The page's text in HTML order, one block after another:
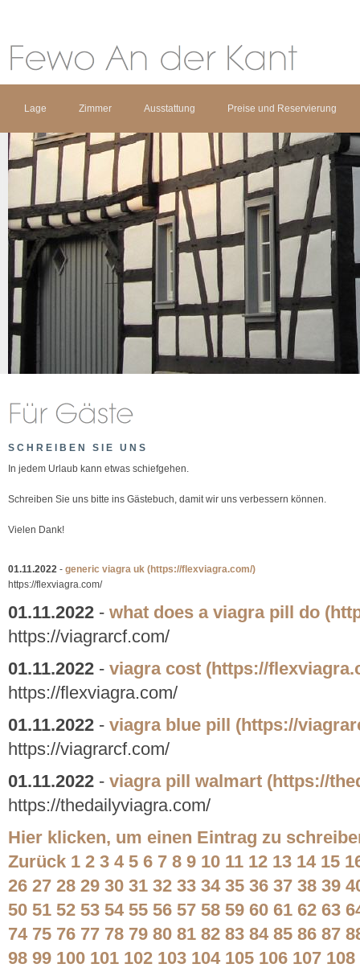
Lage Zimmer Ausstattung Preise und Reservierung
SCHREIBEN SIE UNS
In jedem Urlaub kann etwas schiefgehen.
Schreiben Sie uns bitte ins Gästebuch, damit wir uns verbessern können.
Vielen Dank!
01.11.2022 - generic viagra uk (https://flexviagra.com/)
https://flexviagra.com/
01.11.2022 - what does a viagra pill do
https://viagrarcf.com/
01.11.2022 - viagra cost (https://
https://flexviagra.com/
01.11.2022 - viagra blue pill
(https://
https://viagrarcf.com/
01.11.2022 - viagra pill walmart (https://
https://thedailyviagra.com/
Hier klicken, um einen Eintrag zu
Zurück 1 2 3 4 5 6 7 8 9 10 11 12 13 14 15
26 27 28 29 30 31 32 33 34 35 36 37 38 39
50 51 52 53 54 55 56 57 58 59 60 61 62 63
74 75 76 77 78 79 80 81 82 83 84 85 86 87
98 99 100 101 102 103 104 105 106 107 108